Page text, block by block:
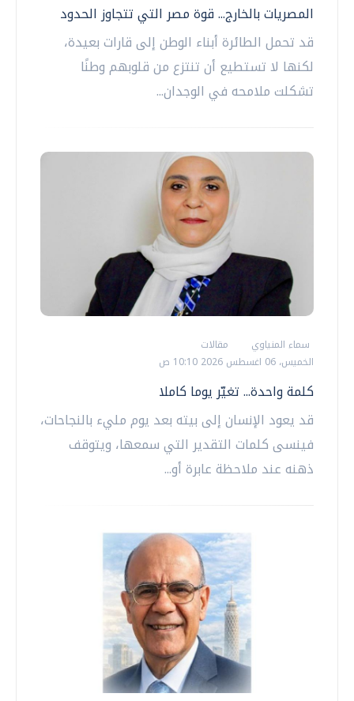
المصريات بالخارج... قوة مصر التي تتجاوز الحدود
قد تحمل الطائرة أبناء الوطن إلى قارات بعيدة،
لكنها لا تستطيع أن تنتزع من قلوبهم وطنًا
تشكلت ملامحه في الوجدان...
سماء المنياوي
مقالات
الخميس، 06 اغسطس 2026 10:10 ص
كلمة واحدة... تغيّر يوما كاملا
قد يعود الإنسان إلى بيته بعد يوم مليء بالنجاحات،
فينسى كلمات التقدير التي سمعها، ويتوقف
ذهنه عند ملاحظة عابرة أو...